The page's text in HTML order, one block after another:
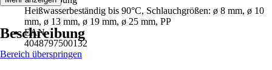
Heißwasserbeständig bis 90°C, Schlauchgrößen: ø 8 mm, ø 10
mm, ø 13 mm, ø 19 mm, ø 25 mm, PP
EAN
4048797500132
Beschreibung
Bereich überspringen